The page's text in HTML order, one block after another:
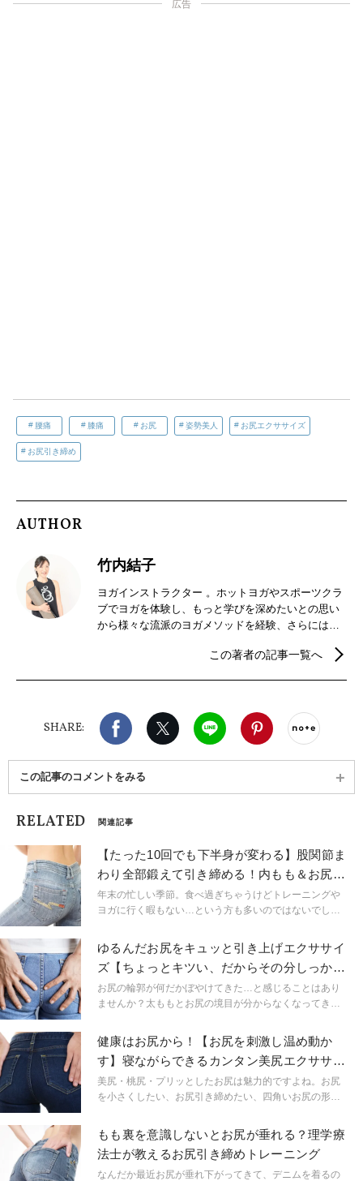
広告
腰痛 膝痛 お尻 姿勢美人 お尻エクササイズ
お尻引き締め
AUTHOR
竹内結子
ヨガインストラクター 。ホットヨガやスポーツクラ
ブでヨガを体験し、もっと学びを深めたいとの思い
から様々な流派のヨガメソッドを経験、さらには指
中で中医学と出会い、中医学関連の資格も取得。見
中医養生ヨガ®初級中級、中医学女性の体とマタニ
ティ、四季養生ヨガ、JOPHEE中医学骨盤モジュー
この著者の記事一覧へ
SHARE:
Facebook X（旧twitter）
LINE Pinterest
この記事のコメントをみる
RELATED 関連記事
【たった10回でも下半身が変わる】股関節ま
わり全部鍛えて引き締める！内もも＆お尻引
き締めエクサ
年末の忙しい季節。食べ過ぎちゃうけどトレーニングや
ヨガに行く暇もない…という方も多いのではないでしょ
大！」というエクササイズをご紹介します。
ゆるんだお尻をキュッと引き上げエクササイ
ズ【ちょっとキツい、だからその分しっかり
効く】
お尻の輪郭が何だかぼやけてきた…と感じることはあり
ませんか？太ももとお尻の境目が分からなくなってき方
ます。
健康はお尻から！【お尻を刺激し温め動か
す】寝ながらできるカンタン美尻エクササイ
ズ
美尻・桃尻・プリッとしたお尻は魅力的ですよね。お尻
を小さくしたい、お尻引き締めたい、四角いお尻の形を
と思います。しかし、お尻は見た目だけではない身体の
中でも重要なパーツでもあります。健康美人の第一歩に
一緒にお尻を整えましょう。
もも裏を意識しないとお尻が垂れる？理学療
法士が教えるお尻引き締めトレーニング
なんだか最近お尻が垂れ下がってきて、デニムを着るの